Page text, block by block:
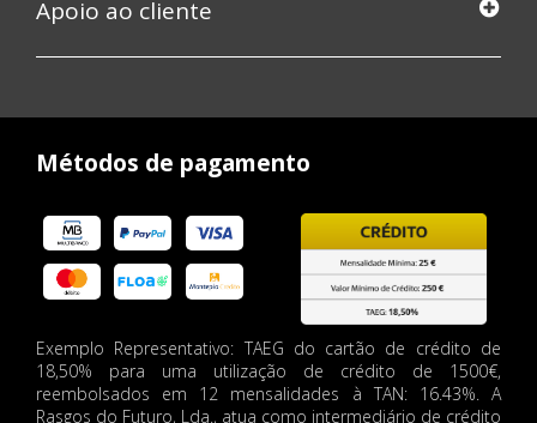
Apoio ao cliente
Métodos de pagamento
Exemplo Representativo: TAEG do cartão de crédito de
18,50% para uma utilização de crédito de 1500€,
reembolsados em 12 mensalidades à TAN: 16.43%. A
Rasgos do Futuro, Lda., atua como intermediário de crédito